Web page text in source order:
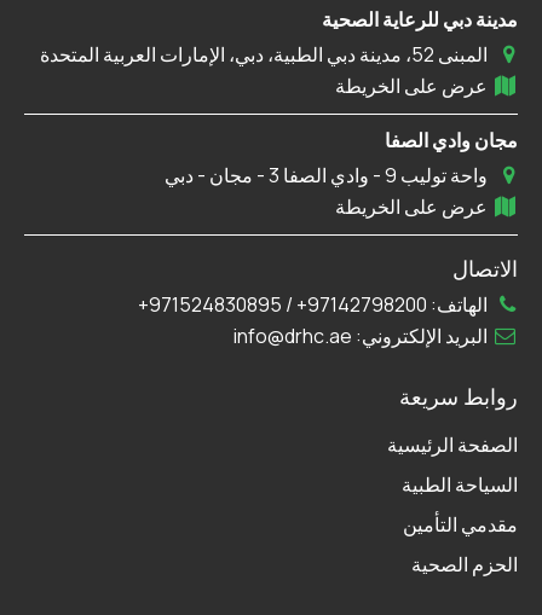
روابط سريعة
الصفحة الرئيسية
السياحة الطبية
مقدمي التأمين
الحزم الصحية
مدينة دبي للرعاية الصحية
المبنى 52، مدينة دبي الطبية، دبي، الإمارات العربية المتحدة
عرض على الخريطة
مجان وادي الصفا
واحة توليب 9 - وادي الصفا 3 - مجان - دبي
عرض على الخريطة
الاتصال
الهاتف: 97142798200+
/
971524830895+
البريد الإلكتروني: info@drhc.ae